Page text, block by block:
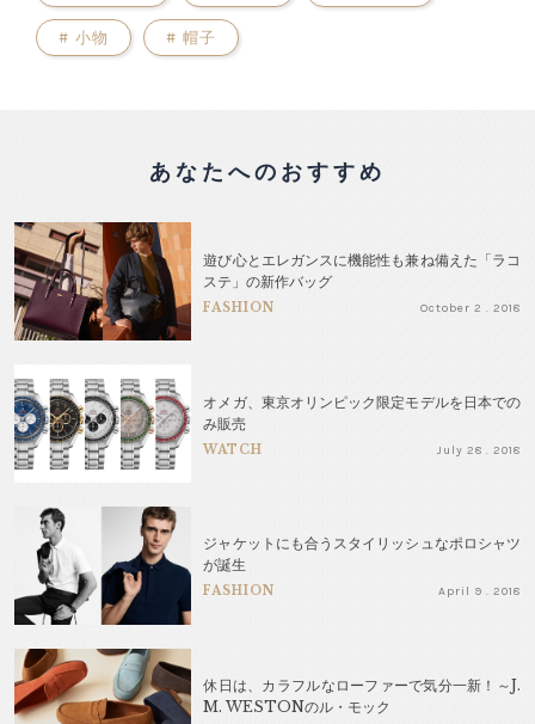
# 小物 # 帽子
あなたへのおすすめ
遊び心とエレガンスに機能性も兼ね備えた「ラコ
ステ」の新作バッグ
FASHION October 2 . 2018
オメガ、東京オリンピック限定モデルを日本での
み販売
WATCH July 28 . 2018
ジャケットにも合うスタイリッシュなポロシャツ
が誕生
FASHION April 9 . 2018
休日は、カラフルなローファーで気分一新！～J.
M. WESTONのル・モック